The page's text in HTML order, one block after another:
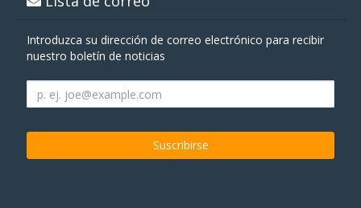
Introduzca su dirección de correo electrónico para recibir
nuestro boletín de noticias